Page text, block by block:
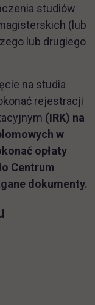
studiów
(lub
lub drugiego
na studia
rejestracji
(IRK) na
w
opłaty
Centrum
dokumenty.